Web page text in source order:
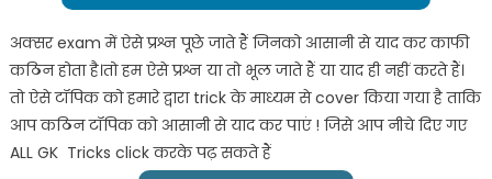
अक्सर exam में ऐसे प्रश्न पूछे जाते हैं जिनको आसानी से याद कर काफी
कठिन होता है।तो हम ऐसे प्रश्न या तो भूल जाते हैं या याद ही नहीं करते हैं।
तो ऐसे टॉपिक को हमारे द्वारा trick के माध्यम से cover किया गया है ताकि
आप कठिन टॉपिक को आसानी से याद कर पाएं ! जिसे आप नीचे दिए गए
ALL GK Tricks click करके पढ़ सकते हैं